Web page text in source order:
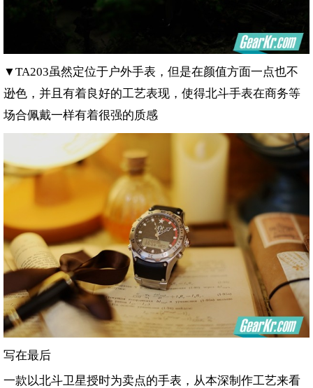
▼TA203虽然定位于户外手表，但是在颜值方面一点也不
逊色，并且有着良好的工艺表现，使得北斗手表在商务等
场合佩戴一样有着很强的质感
写在最后
一款以北斗卫星授时为卖点的手表，从本深制作工艺来看